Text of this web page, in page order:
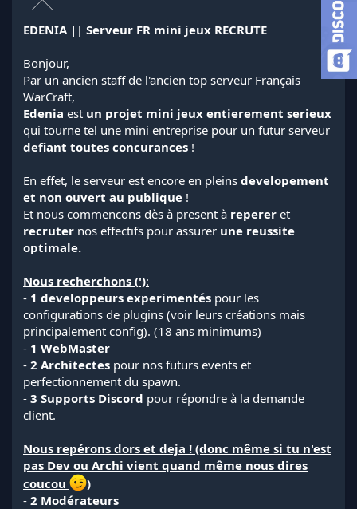
d
l
d
i
s
c
u
i
o
n
EDENIA || Serveur FR mini jeux RECRUTE
Bonjour,
Par un ancien staff de l'ancien top serveur Français
WarCraft,
Edenia est un projet mini jeux entierement serieux
qui tourne tel une mini entreprise pour un futur serveur
defiant toutes concurances !
En effet, le serveur est encore en pleins developement
et non ouvert au publique !
Et nous commencons dès à present à reperer et
recruter nos effectifs pour assurer une reussite
optimale.
Nous recherchons ('):
- 1 developpeurs experimentés pour les
configurations de plugins (voir leurs créations mais
principalement config). (18 ans minimums)
- 1 WebMaster
- 2 Architectes pour nos futurs events et
perfectionnement du spawn.
- 3 Supports Discord pour répondre à la demande
client.
Nous repérons dors et deja ! (donc même si tu n'est
pas Dev ou Archi vient quand même nous dires
coucou
)
- 2 Modérateurs